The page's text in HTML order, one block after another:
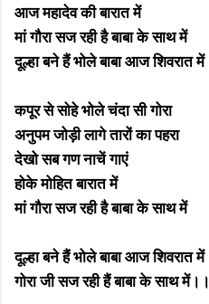
आज महादेव की बारात में
मां गौरा सज रही है बाबा के साथ में
दूल्हा बने हैं भोले बाबा आज शिवरात में
कपूर से सोहे भोले चंदा सी गोरा
अनुपम जोड़ी लागे तारों का पहरा
देखो सब गण नाचें गाएं
होके मोहित बारात में
मां गौरा सज रही है बाबा के साथ में
दूल्हा बने हैं भोले बाबा आज शिवरात में
गोरा जी सज रही हैं बाबा के साथ में।।